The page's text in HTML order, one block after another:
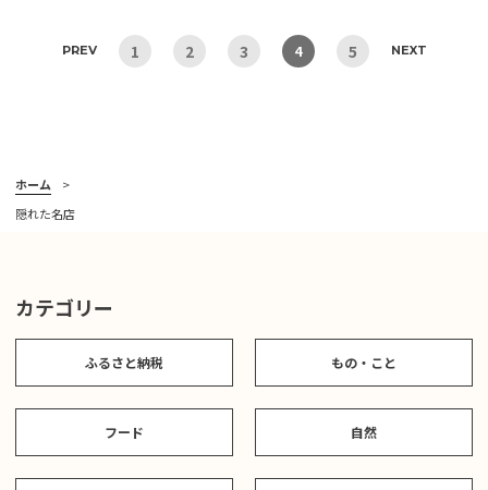
PREV 1 2 3 4 5 NEXT
ホーム
隠れた名店
カテゴリー
ふるさと納税 もの・こと
フード 自然